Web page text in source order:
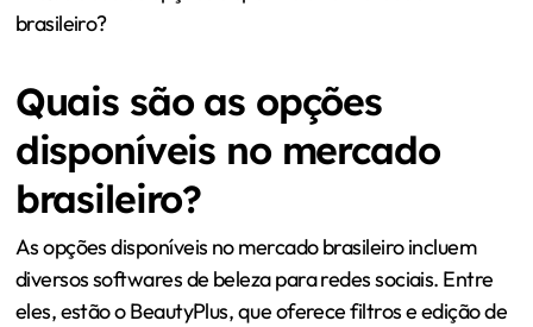
Quais são as opções
disponíveis no mercado
brasileiro?
As opções disponíveis no mercado brasileiro incluem
diversos softwares de beleza para redes sociais. Entre
eles, estão o BeautyPlus, que oferece filtros e edição de